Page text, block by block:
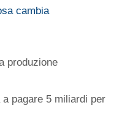
cambia
produzione
pagare 5 miliardi per